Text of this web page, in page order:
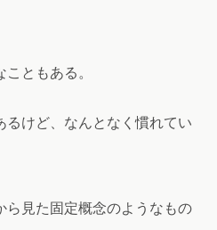
ともある。
けど、なんとなく慣れてい
ら見た固定概念のようなもの